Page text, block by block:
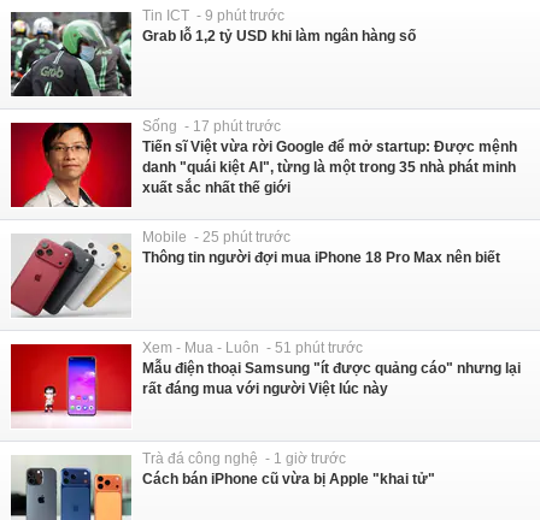
Tin ICT - 9 phút trước
Grab lỗ 1,2 tỷ USD khi làm ngân hàng số
Sống - 17 phút trước
Tiến sĩ Việt vừa rời Google để mở startup: Được mệnh
danh "quái kiệt AI", từng là một trong 35 nhà phát minh
xuất sắc nhất thế giới
Mobile - 25 phút trước
Thông tin người đợi mua iPhone 18 Pro Max nên biết
Xem - Mua - Luôn - 51 phút trước
Mẫu điện thoại Samsung "ít được quảng cáo" nhưng lại
rất đáng mua với người Việt lúc này
Trà đá công nghệ - 1 giờ trước
Cách bán iPhone cũ vừa bị Apple "khai tử"